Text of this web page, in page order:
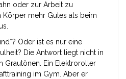
oder zur Arbeit zu
mehr Gutes als beim
Oder ist es nur eine
Die Antwort liegt nicht in
Grautönen. Ein Elektroroller
im Gym. Aber er